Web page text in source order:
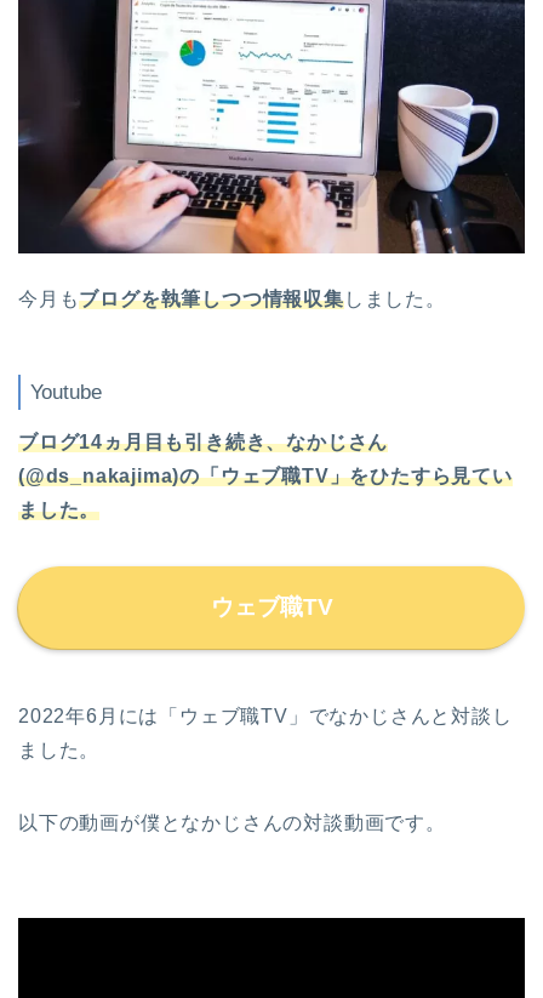
今月もブログを執筆しつつ情報収集しました。
Youtube
ブログ14ヵ月目も引き続き、なかじさん
(@ds_nakajima)の「ウェブ職TV」をひたすら見てい
ました。
ウェブ職TV
2022年6月には「ウェブ職TV」でなかじさんと対談し
ました。
以下の動画が僕となかじさんの対談動画です。